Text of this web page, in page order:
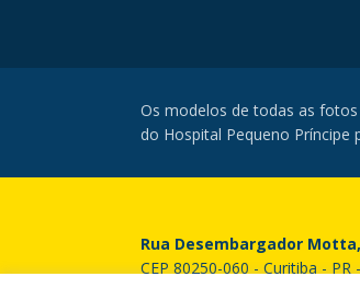
Os modelos de todas as
do Hospital Pequeno
Rua Desembargador
CEP 80250-060 - Curitiba - PR